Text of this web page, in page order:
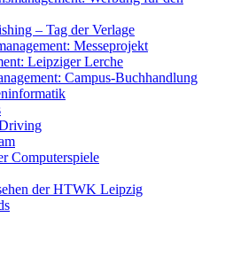
– Tag der Verlage
Messeprojekt
Leipziger Lerche
Campus-Buchhandlung
Computerspiele
der HTWK Leipzig